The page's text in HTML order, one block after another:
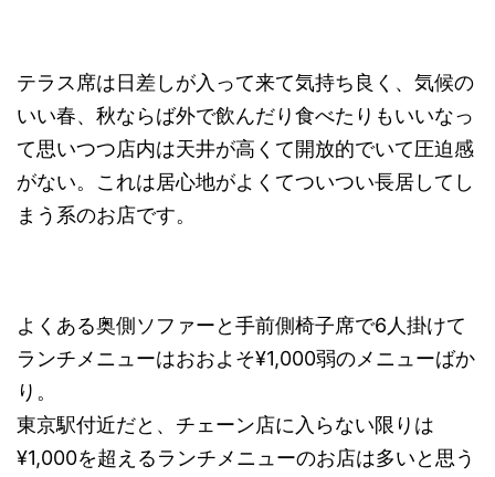
テラス席は日差しが入って来て気持ち良く、気候の
いい春、秋ならば外で飲んだり食べたりもいいなっ
て思いつつ店内は天井が高くて開放的でいて圧迫感
がない。これは居心地がよくてついつい長居してし
まう系のお店です。
よくある奥側ソファーと手前側椅子席で6人掛けて
ランチメニューはおおよそ¥1,000弱のメニューばか
り。
東京駅付近だと、チェーン店に入らない限りは
¥1,000を超えるランチメニューのお店は多いと思う